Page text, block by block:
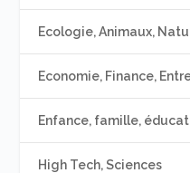
Ecologie, Animaux,
Economie, Finance,
Enfance, famille,
High Tech, Sciences